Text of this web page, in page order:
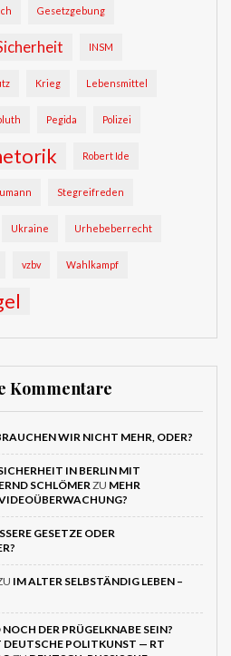
Gesetzgebung
INSM
Krieg Lebensmittel
Pegida Polizei
Robert Ide
Stegreifreden
Ukraine Urhebeberrecht
vzbv Wahlkampf
Kommentare
WIR NICHT MEHR, ODER?
IN BERLIN MIT
SCHLÖMERZU MEHR
GESETZE ODER
IM ALTER SELBSTÄNDIG LEBEN –
DER PRÜGELKNABE SEIN?
POLITKUNST — RT